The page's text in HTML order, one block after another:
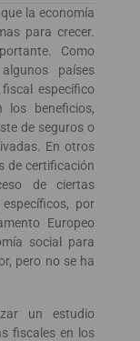
la economía
para crecer.
Como
países
específico
los beneficios,
de seguros o
En otros
de certificación
de ciertas
por
Europeo
social para
pero no se ha
un estudio
fiscales en los